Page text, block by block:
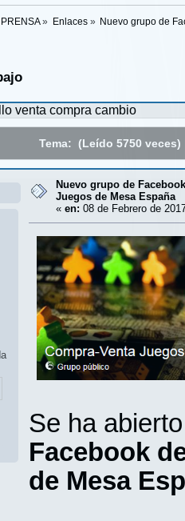
» Enlaces» Nuevo grupo de
venta compra cambio
Tema: (Leído 5750 veces)
Nuevo grupo de
Juegos de Mesa España
« en: 08 de Febrero de
Se ha
Facebook
de Mesa